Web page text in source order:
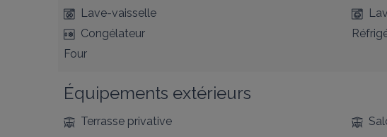
Lave-vaisselle
Congélateur
Four
Équipements extérieurs
Terrasse privative